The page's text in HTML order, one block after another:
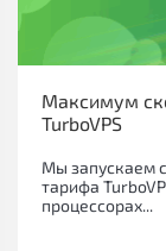
Максимум
TurboVPS
Мы запускаем
тарифа
процессорах...